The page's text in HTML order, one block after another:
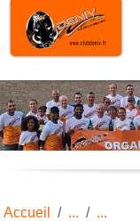
Accueil
Panneau de gestion